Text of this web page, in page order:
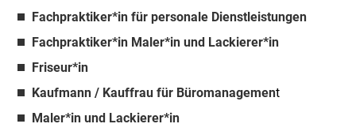
Fachpraktiker*in für personale Dienstleistungen
Fachpraktiker*in Maler*in und Lackierer*in
Friseur*in
Kaufmann / Kauffrau für Büromanagement
Maler*in und Lackierer*in